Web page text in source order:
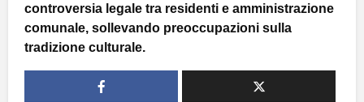
controversia legale tra residenti e amministrazione
comunale, sollevando preoccupazioni sulla
tradizione culturale.